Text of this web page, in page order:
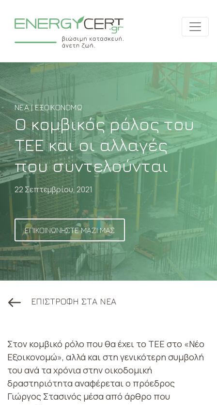
ΝΈΑ | ΕΞΟΙΚΟΝΟΜΏ
Ο κομβικός ρόλος του
ΤΕΕ και οι αλλαγές
που συντελούνται
22 Σεπτεμβρίου, 2021
ΕΠΙΚΟΙΝΩΝΗΣΤΕ ΜΑΖΙ ΜΑΣ
ΕΠΙΣΤΡΟΦΗ ΣΤΑ ΝΕΑ
Στον κομβικό ρόλο που θα έχει το ΤΕΕ στο «Νέο
Εξοικονομώ», αλλά και στη γενικότερη συμβολή
του ανά τα χρόνια στην οικοδομική
δραστηριότητα αναφέρεται ο πρόεδρος
Γιώργος Στασινός μέσα από άρθρο που